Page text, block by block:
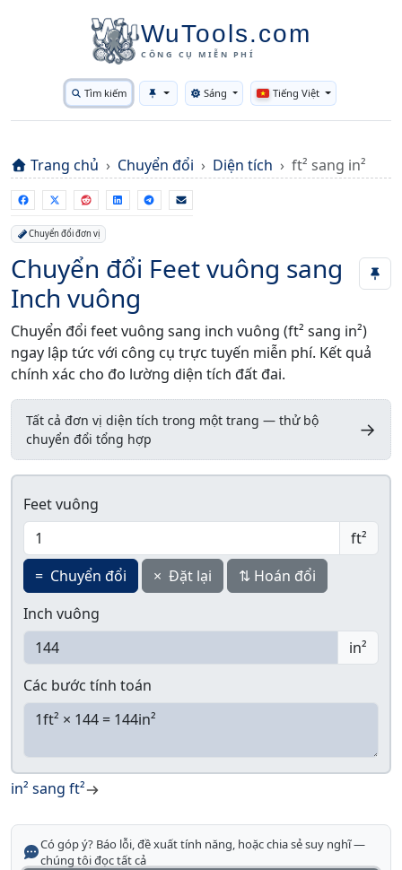
WuTools.com
CÔNG CỤ MIỄN PHÍ
Tìm kiếm Toggle theme
Sáng Tiếng Việt
Trang chủ Chuyển đổi Diện tích ft² sang in²
Chuyển đổi đơn vị
Chuyển đổi Feet vuông sang
Inch vuông
Chuyển đổi feet vuông sang inch vuông (ft² sang in²)
ngay lập tức với công cụ trực tuyến miễn phí. Kết quả
chính xác cho đo lường diện tích đất đai.
Tất cả đơn vị diện tích trong một trang — thử bộ
chuyển đổi tổng hợp
→
Feet vuông
ft²
= Chuyển đổi × Đặt lại ⇅ Hoán đổi
Inch vuông
in²
Các bước tính toán
in² sang ft²
Có góp ý? Báo lỗi, đề xuất tính năng, hoặc chia sẻ suy nghĩ —
chúng tôi đọc tất cả